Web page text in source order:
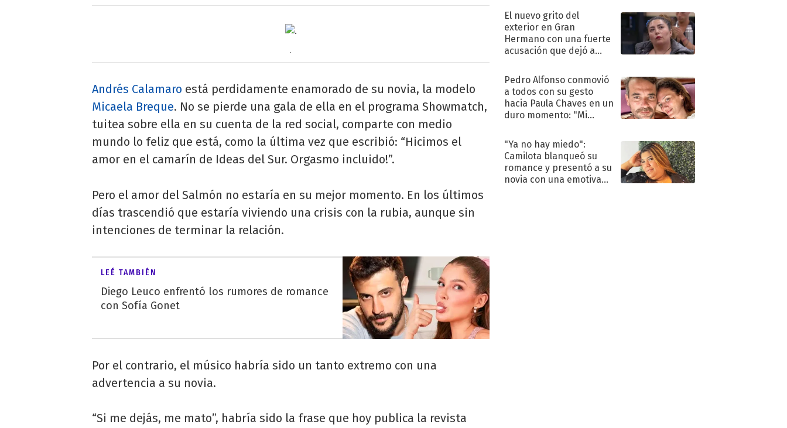
.
Andrés Calamaro está perdidamente enamorado de su novia, la modelo
Micaela Breque. No se pierde una gala de ella en el programa Showmatch,
tuitea sobre ella en su cuenta de la red social, comparte con medio
mundo lo feliz que está, como la última vez que escribió: “Hicimos el
amor en el camarín de Ideas del Sur. Orgasmo incluido!”.
Pero el amor del Salmón no estaría en su mejor momento. En los últimos
días trascendió que estaría viviendo una crisis con la rubia, aunque sin
intenciones de terminar la relación.
LEÉ TAMBIÉN
Diego Leuco enfrentó los rumores de romance
con Sofía Gonet
Por el contrario, el músico habría sido un tanto extremo con una
advertencia a su novia.
“Si me dejás, me mato”, habría sido la frase que hoy publica la revista
El nuevo grito del
exterior en Gran
Hermano con una fuerte
acusación que dejó a
"Traidora"
Pedro Alfonso conmovió
a todos con su gesto
hacia Paula Chaves en un
duro momento: "Mi
terapéutico"
"Ya no hay miedo":
Camilota blanqueó su
romance y presentó a su
novia con una emotiva